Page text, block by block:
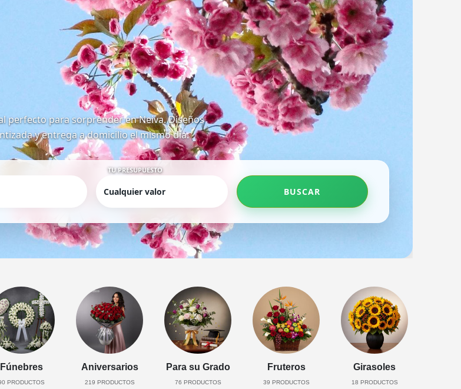
perfecto para sorprender en Neiva. Diseños
y entrega a domicilio el mismo día.
TU PRESUPUESTO
BUSCAR
Fúnebres
PRODUCTOS
Aniversarios
219 PRODUCTOS
Para su Grado
76 PRODUCTOS
Fruteros
39 PRODUCTOS
Girasoles
18 PRODUCTOS